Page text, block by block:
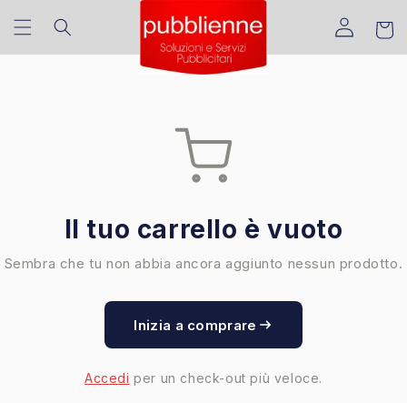
direttamente
ai contenuti
Translation missing:
Il tuo carrello è vuoto
Sembra che tu non abbia ancora aggiunto nessun prodotto.
Inizia a comprare
Accedi per un check-out più veloce.